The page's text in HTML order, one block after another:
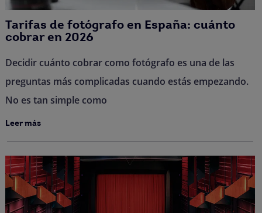
Tarifas de fotógrafo en España: cuánto
cobrar en 2026
Decidir cuánto cobrar como fotógrafo es una de las
preguntas más complicadas cuando estás empezando.
No es tan simple como
Leer más